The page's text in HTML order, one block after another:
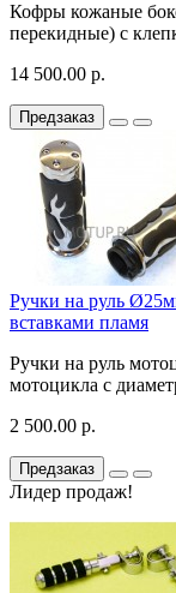
Кофры кожаные
перекидные) с
14 500.00 р.
Предзаказ
Ручки на руль
вставками пламя
Ручки на руль
мотоцикла с
2 500.00 р.
Предзаказ
Лидер продаж!